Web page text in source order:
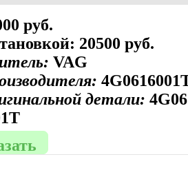
руб.
20500 руб.
VAG
детали: